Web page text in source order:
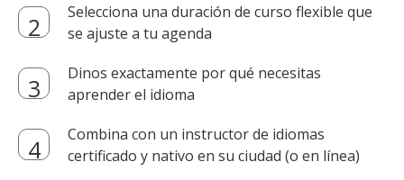
Selecciona una duración de curso flexible que
se ajuste a tu agenda
Dinos exactamente por qué necesitas
aprender el idioma
Combina con un instructor de idiomas
certificado y nativo en su ciudad (o en línea)